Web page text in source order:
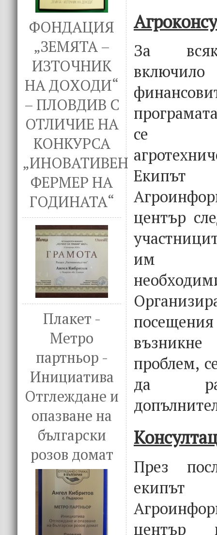
ФОНДАЦИЯ
„ЗЕМЯТА –
ИЗТОЧНИК
НА ДОХОДИ“
– ПЛОВДИВ С
ОТЛИЧИЕ НА
КОНКУРСА
„ИНОВАТИВЕН
ФЕРМЕР НА
ГОДИНАТА“
Плакет -
Метро
партньор -
Инициатива
Отглеждане и
опазване на
български
розов домат
За
се
център
им
проблем,
да
През
център